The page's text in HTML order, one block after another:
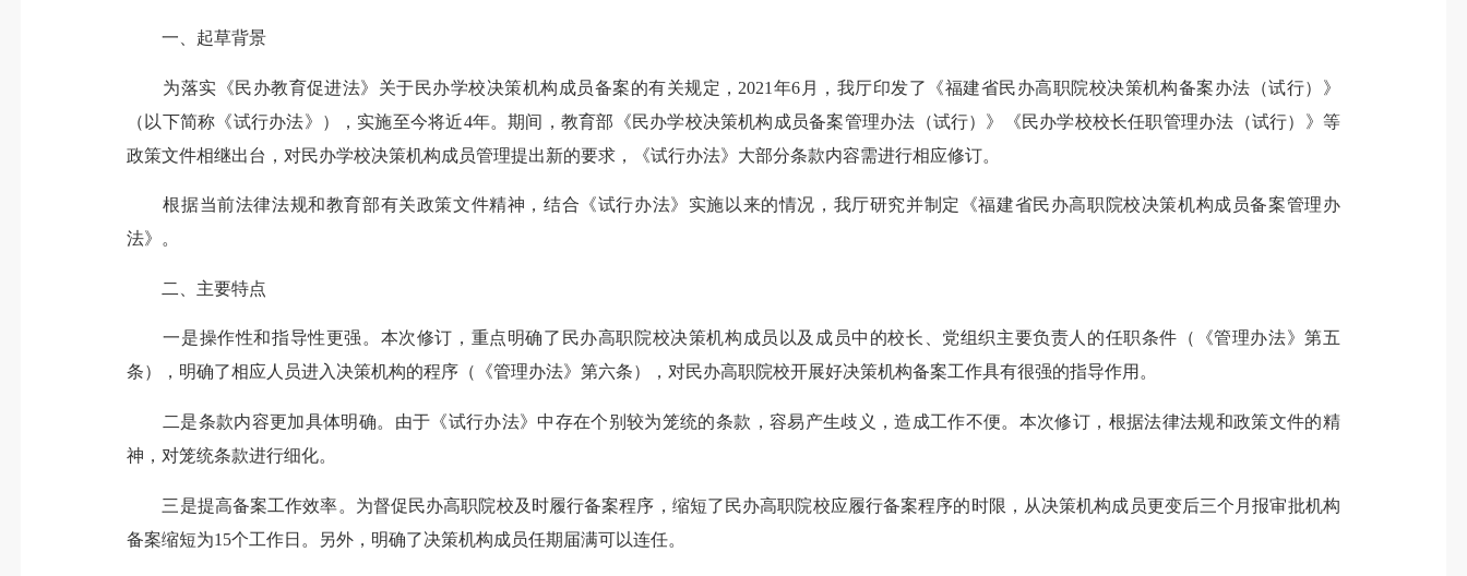
一、起草背景
为落实《民办教育促进法》关于民办学校决策机构成员备案的有关规定，2021年6月，我厅印发了《福建省民办高职院校决策机构备案办法（试行）》
（以下简称《试行办法》），实施至今将近4年。期间，教育部《民办学校决策机构成员备案管理办法（试行）》《民办学校校长任职管理办法（试行）》等
政策文件相继出台，对民办学校决策机构成员管理提出新的要求，《试行办法》大部分条款内容需进行相应修订。
根据当前法律法规和教育部有关政策文件精神，结合《试行办法》实施以来的情况，我厅研究并制定《福建省民办高职院校决策机构成员备案管理办
法》。
二、主要特点
一是操作性和指导性更强。本次修订，重点明确了民办高职院校决策机构成员以及成员中的校长、党组织主要负责人的任职条件（《管理办法》第五
条），明确了相应人员进入决策机构的程序（《管理办法》第六条），对民办高职院校开展好决策机构备案工作具有很强的指导作用。
二是条款内容更加具体明确。由于《试行办法》中存在个别较为笼统的条款，容易产生歧义，造成工作不便。本次修订，根据法律法规和政策文件的精
神，对笼统条款进行细化。
三是提高备案工作效率。为督促民办高职院校及时履行备案程序，缩短了民办高职院校应履行备案程序的时限，从决策机构成员更变后三个月报审批机构
备案缩短为15个工作日。另外，明确了决策机构成员任期届满可以连任。